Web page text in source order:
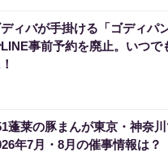
ディバが手掛ける「ゴディパ
事前予約を廃止。いつで
蓬莱の豚まんが東京・神奈川
年7月・8月の催事情報は？